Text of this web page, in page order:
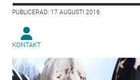
PUBLICERAD: 17 AUGUSTI 2016
KONTAKT